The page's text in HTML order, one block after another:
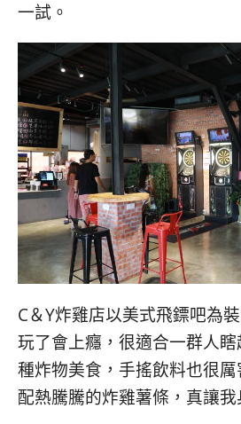
一試。
C＆Y炸雞店以美式飛鏢吧為
玩了會上癮，很適合一群人
種炸物美食，手搖飲料也很
配熱騰騰的炸雞薯條，真讓我